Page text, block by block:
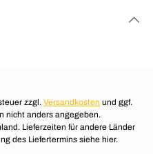
zzgl. Versandkosten und ggf.
nicht anders angegeben.
Lieferzeiten für andere Länder
des Liefertermins siehe hier.